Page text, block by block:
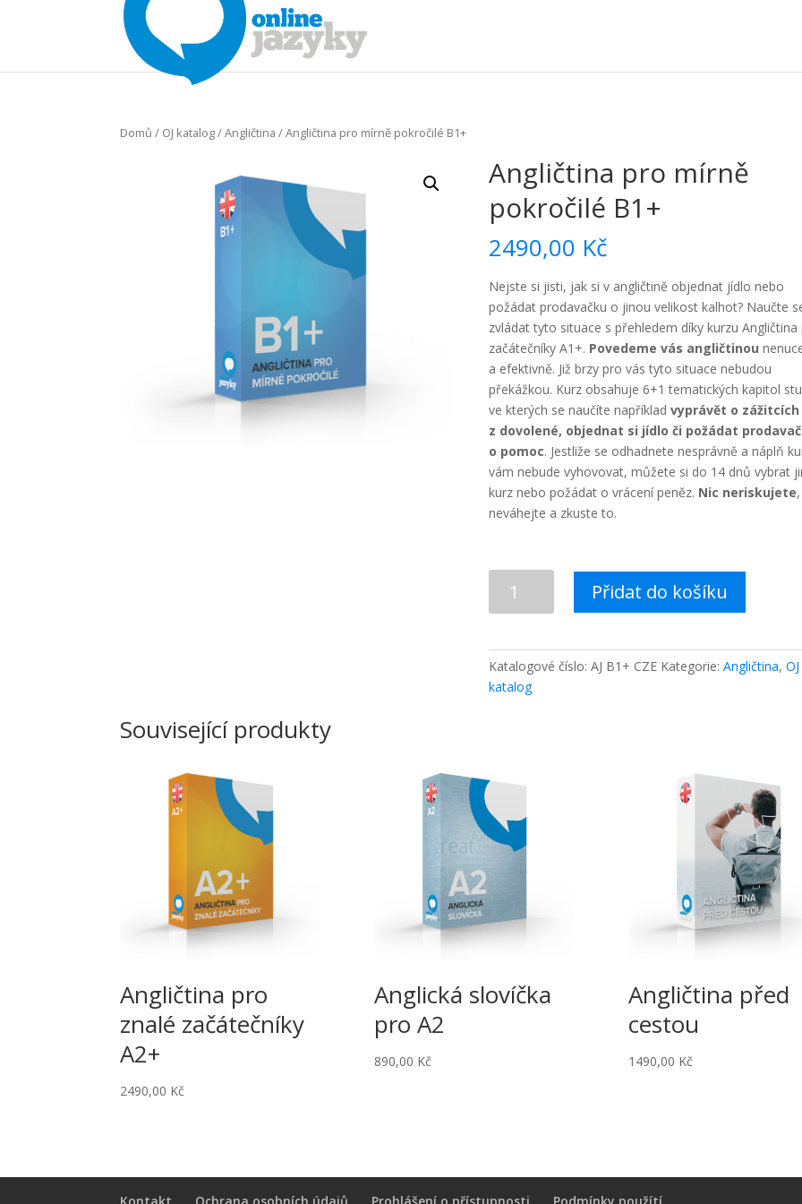
Domů / OJ katalog/Angličtina / Angličtina pro mírně pokročilé B1+
Angličtina pro mírně
pokročilé B1+
2490,00 Kč
Nejste si jisti, jak si v angličtině objednat jídlo nebo
požádat prodavačku o jinou velikost kalhot? Naučte
zvládat tyto situace s přehledem díky kurzu Angličtina
začátečníky A1+. Povedeme vás angličtinou
a efektivně. Již brzy pro vás tyto situace nebudou
překážkou. Kurz obsahuje 6+1 tematických kapitol
ve kterých se naučíte napříkladvyprávět o zážitcích
z dovolené, objednat si jídlo či požádat
o pomoc. Jestliže se odhadnete nesprávně a náplň
vám nebude vyhovovat, můžete si do 14 dnů vybrat
kurz nebo požádat o vrácení peněz. Nic neriskujete,
neváhejte a zkuste to.
B1+
množství
Přidat do košíku
Katalogové číslo:AJ B1+ CZE Kategorie:Angličtina,OJ
katalog
Související produkty
Angličtina pro
znalé začátečníky
A2+
2490,00 Kč
Anglická slovíčka
pro A2
890,00 Kč
Angličtina před
cestou
1490,00 Kč
Kontakt Ochrana osobních údajů Prohlášení o přístupnosti Podmínky použítí